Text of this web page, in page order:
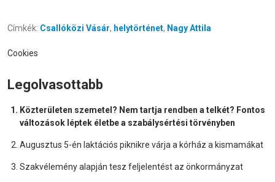
Címkék: Csallóközi Vásár, helytörténet, Nagy Attila
Cookies
Legolvasottabb
Közterületen szemetel? Nem tartja rendben a telkét? Fontos
változások léptek életbe a szabálysértési törvényben
Augusztus 5-én laktációs piknikre várja a kórház a kismamákat
Szakvélemény alapján tesz feljelentést az önkormányzat